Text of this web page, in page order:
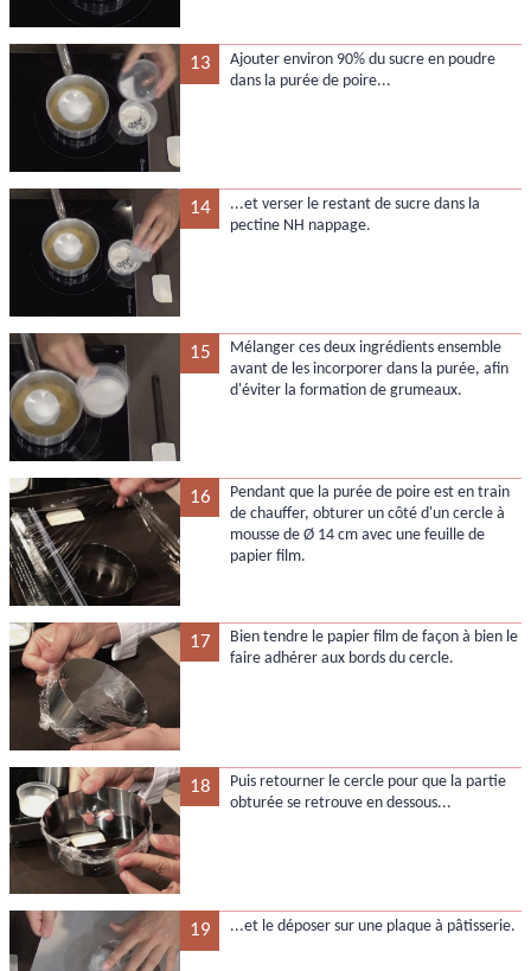
13
Ajouter environ 90% du sucre en poudre
dans la purée de poire...
14
...et verser le restant de sucre dans la
pectine NH nappage.
15
Mélanger ces deux ingrédients ensemble
avant de les incorporer dans la purée, afin
d'éviter la formation de grumeaux.
16
Pendant que la purée de poire est en train
de chauffer, obturer un côté d'un cercle à
mousse de Ø 14 cm avec une feuille de
papier film.
17
Bien tendre le papier film de façon à bien le
faire adhérer aux bords du cercle.
18
Puis retourner le cercle pour que la partie
obturée se retrouve en dessous...
19 ...et le déposer sur une plaque à pâtisserie.